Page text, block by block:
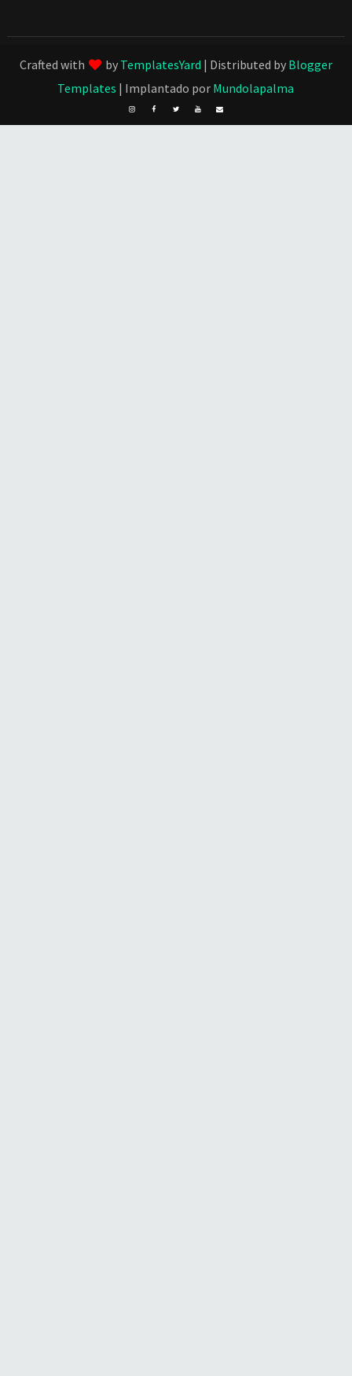
Crafted with by TemplatesYard | Distributed by Blogger
Templates | Implantado por Mundolapalma